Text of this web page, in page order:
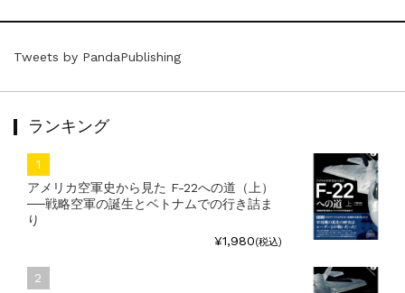
Tweets by PandaPublishing
ランキング
アメリカ空軍史から見た F-22への道（上）
──戦略空軍の誕生とベトナムでの行き詰ま
り
¥1,980(税込)